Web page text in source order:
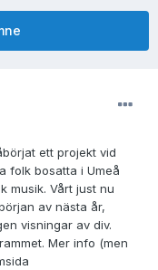
ett projekt vid
folk bosatta i Umeå
musik. Vårt just nu
av nästa år,
visningar av div.
Mer info (men